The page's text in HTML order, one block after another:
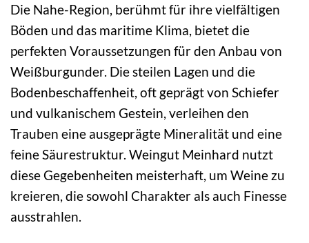
Die Nahe-Region, berühmt für ihre vielfältigen
Böden und das maritime Klima, bietet die
perfekten Voraussetzungen für den Anbau von
Weißburgunder. Die steilen Lagen und die
Bodenbeschaffenheit, oft geprägt von Schiefer
und vulkanischem Gestein, verleihen den
Trauben eine ausgeprägte Mineralität und eine
feine Säurestruktur. Weingut Meinhard nutzt
diese Gegebenheiten meisterhaft, um Weine zu
kreieren, die sowohl Charakter als auch Finesse
ausstrahlen.